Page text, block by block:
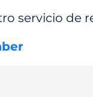
servicio de